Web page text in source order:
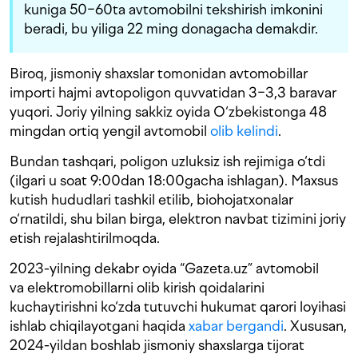
kuniga 50−60ta avtomobilni tekshirish imkonini
beradi, bu yiliga 22 ming donagacha demakdir.
Biroq, jismoniy shaxslar tomonidan avtomobillar
importi hajmi avtopoligon quvvatidan 3−3,3 baravar
yuqori. Joriy yilning sakkiz oyida O‘zbekistonga 48
mingdan ortiq yengil avtomobil olib kelindi.
Bundan tashqari, poligon uzluksiz ish rejimiga o‘tdi
(ilgari u soat 9:00dan 18:00gacha ishlagan). Maxsus
kutish hududlari tashkil etilib, biohojatxonalar
o‘rnatildi, shu bilan birga, elektron navbat tizimini joriy
etish rejalashtirilmoqda.
2023-yilning dekabr oyida “Gazeta.uz” avtomobil
va elektromobillarni olib kirish qoidalarini
kuchaytirishni ko‘zda tutuvchi hukumat qarori loyihasi
ishlab chiqilayotgani haqida xabar bergandi. Xususan,
2024-yildan boshlab jismoniy shaxslarga tijorat